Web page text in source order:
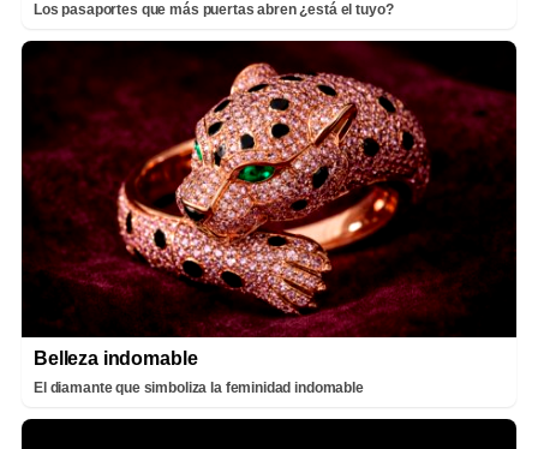
Los pasaportes que más puertas abren ¿está el tuyo?
Belleza indomable
El diamante que simboliza la feminidad indomable